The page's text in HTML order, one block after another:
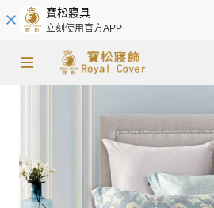
寶松寢具
立刻使用官方APP